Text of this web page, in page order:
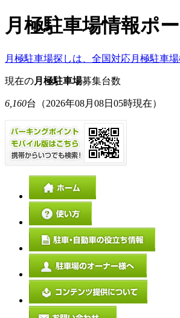
月極駐車場情報ポ
月極駐車場探しは、全国対応月極駐車
現在の月極駐車場募集台数
6,160台 （2026年08月08日05時現在）